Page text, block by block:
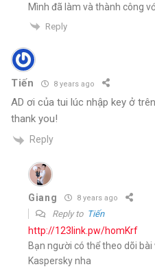
Mình đã làm và thành công
Reply
Tiến 8 years ago
AD ơi của tui lúc nhập key ở
thank you!
Reply
Giang 8 years ago
Reply to Tiến
http://123link.pw/homKrf
Bạn người có thể theo dõi
Kaspersky nha